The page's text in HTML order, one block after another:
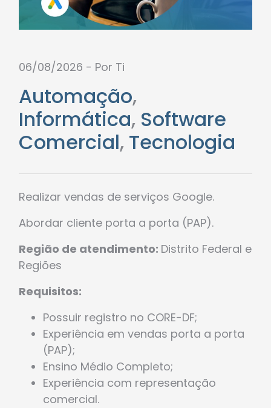
06/08/2026 - Por Ti
Automação,
Informática, Software
Comercial, Tecnologia
Realizar vendas de serviços Google.
Abordar cliente porta a porta (PAP).
Região de atendimento: Distrito Federal e
Regiões
Requisitos:
Possuir registro no CORE-DF;
Experiência em vendas porta a porta
(PAP);
Ensino Médio Completo;
Experiência com representação
comercial.